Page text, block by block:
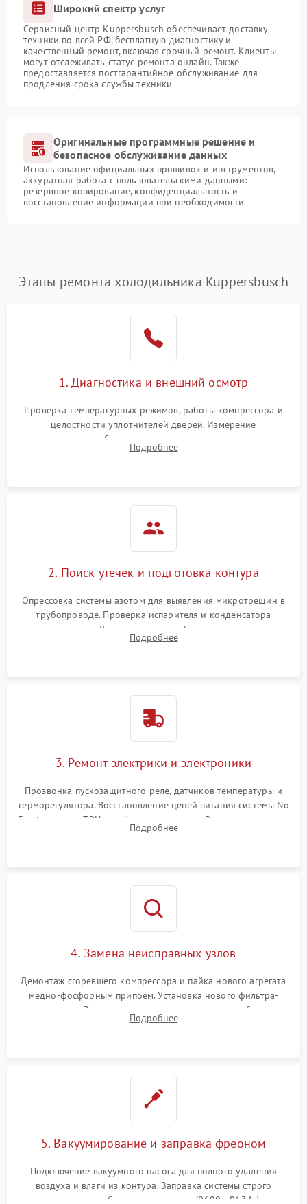
Широкий спектр услуг
Сервисный центр Kuppersbusch обеспечивает доставку
техники по всей РФ, бесплатную диагностику и
качественный ремонт, включая срочный ремонт. Клиенты
могут отслеживать статус ремонта онлайн. Также
предоставляется постгарантийное обслуживание для
продления срока службы техники
Оригинальные программные решение и
безопасное обслуживание данных
Использование официальных прошивок и инструментов,
аккуратная работа с пользовательскими данными:
резервное копирование, конфиденциальность и
восстановление информации при необходимости
Этапы ремонта холодильника Kuppersbusch
1. Диагностика и внешний осмотр
Проверка температурных режимов, работы компрессора и
целостности уплотнителей дверей. Измерение
сопротивления обмоток мотора, проверка термостата и
считывание кодов ошибок с электронного дисплея.
Подробнее
2. Поиск утечек и подготовка контура
Опрессовка системы азотом для выявления микротрещин в
трубопроводе. Проверка испарителя и конденсатора
течеискателем. Демонтаж старого фильтра-осушителя и
продувка капиллярной трубки для устранения засоров.
Подробнее
3. Ремонт электрики и электроники
Прозвонка пускозащитного реле, датчиков температуры и
терморегулятора. Восстановление цепей питания системы No
Frost, включая ТЭН оттайки и вентилятор. Ремонт или замена
платы управления при сбоях алгоритмов.
Подробнее
4. Замена неисправных узлов
Демонтаж сгоревшего компрессора и пайка нового агрегата
медно-фосфорным припоем. Установка нового фильтра-
осушителя. Замена изношенных вентиляторов обдува,
сломанных заслонок или поврежденных дверных петель.
Подробнее
5. Вакуумирование и заправка фреоном
Подключение вакуумного насоса для полного удаления
воздуха и влаги из контура. Заправка системы строго
дозированным объемом хладагента (R600a, R134a) по